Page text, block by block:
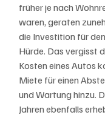
früher je nach
waren, geraten
die Investition für
Hürde. Das vergisst
Kosten eines Autos
Miete für einen
und Wartung hinzu.
Jahren ebenfalls